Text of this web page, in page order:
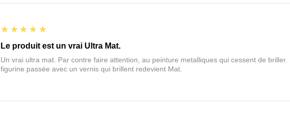
5
★★★★★
Le produit est un vrai Ultra Mat.
Un vrai ultra mat. Par contre faire attention, au peinture metalliques qui cessent de
figurine passée avec un vernis qui brillent redevient Mat.